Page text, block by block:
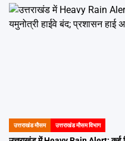
POSTED
IN
उत्तराखंड मौसम उत्तराखंड मौसम विभाग